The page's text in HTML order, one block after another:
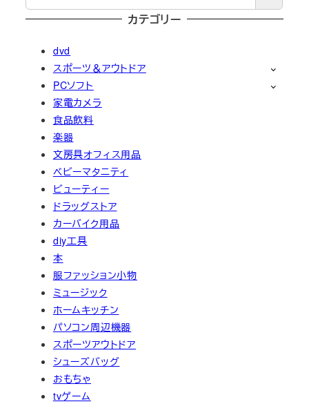
カテゴリー
dvd
スポーツ＆アウトドア
PCソフト
家電カメラ
食品飲料
楽器
文房具オフィス用品
ベビーマタニティ
ビューティー
ドラッグストア
カーバイク用品
diy工具
本
服ファッション小物
ミュージック
ホームキッチン
パソコン周辺機器
スポーツアウトドア
シューズバッグ
おもちゃ
tvゲーム